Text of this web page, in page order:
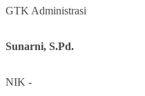
GTK Administrasi
Sunarni, S.Pd.
NIK -